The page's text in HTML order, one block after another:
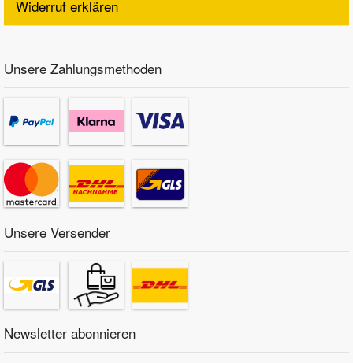
Widerruf erklären
Unsere Zahlungsmethoden
Unsere Versender
Newsletter abonnieren